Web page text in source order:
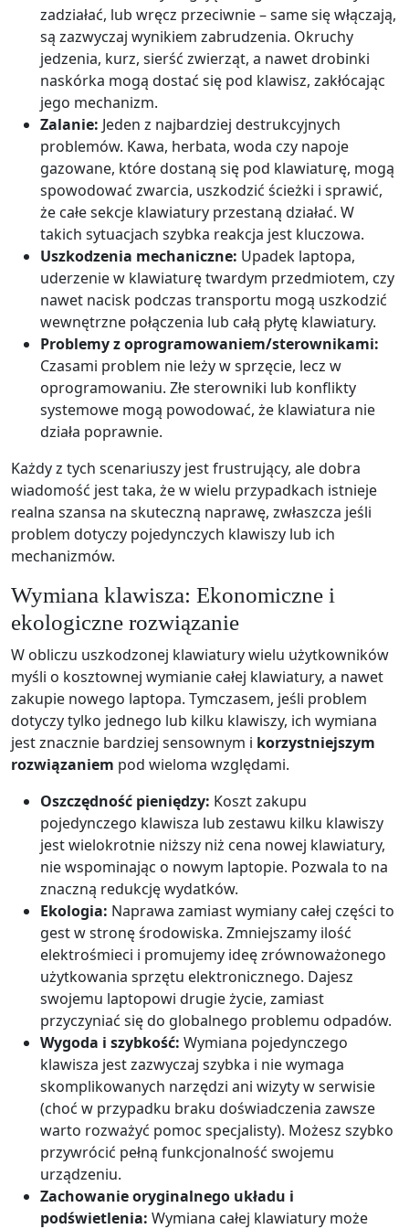
zadziałać, lub wręcz przeciwnie – same się włączają,
są zazwyczaj wynikiem zabrudzenia. Okruchy
jedzenia, kurz, sierść zwierząt, a nawet drobinki
naskórka mogą dostać się pod klawisz, zakłócając
jego mechanizm.
Zalanie: Jeden z najbardziej destrukcyjnych
problemów. Kawa, herbata, woda czy napoje
gazowane, które dostaną się pod klawiaturę, mogą
spowodować zwarcia, uszkodzić ścieżki i sprawić,
że całe sekcje klawiatury przestaną działać. W
takich sytuacjach szybka reakcja jest kluczowa.
Uszkodzenia mechaniczne: Upadek laptopa,
uderzenie w klawiaturę twardym przedmiotem, czy
nawet nacisk podczas transportu mogą uszkodzić
wewnętrzne połączenia lub całą płytę klawiatury.
Problemy z oprogramowaniem/sterownikami:
Czasami problem nie leży w sprzęcie, lecz w
oprogramowaniu. Złe sterowniki lub konflikty
systemowe mogą powodować, że klawiatura nie
działa poprawnie.
Każdy z tych scenariuszy jest frustrujący, ale dobra
wiadomość jest taka, że w wielu przypadkach istnieje
realna szansa na skuteczną naprawę, zwłaszcza jeśli
problem dotyczy pojedynczych klawiszy lub ich
mechanizmów.
Wymiana klawisza: Ekonomiczne i
ekologiczne rozwiązanie
W obliczu uszkodzonej klawiatury wielu użytkowników
myśli o kosztownej wymianie całej klawiatury, a nawet
zakupie nowego laptopa. Tymczasem, jeśli problem
dotyczy tylko jednego lub kilku klawiszy, ich wymiana
jest znacznie bardziej sensownym i korzystniejszym
rozwiązaniem pod wieloma względami.
Oszczędność pieniędzy: Koszt zakupu
pojedynczego klawisza lub zestawu kilku klawiszy
jest wielokrotnie niższy niż cena nowej klawiatury,
nie wspominając o nowym laptopie. Pozwala to na
znaczną redukcję wydatków.
Ekologia: Naprawa zamiast wymiany całej części to
gest w stronę środowiska. Zmniejszamy ilość
elektrośmieci i promujemy ideę zrównoważonego
użytkowania sprzętu elektronicznego. Dajesz
swojemu laptopowi drugie życie, zamiast
przyczyniać się do globalnego problemu odpadów.
Wygoda i szybkość: Wymiana pojedynczego
klawisza jest zazwyczaj szybka i nie wymaga
skomplikowanych narzędzi ani wizyty w serwisie
(choć w przypadku braku doświadczenia zawsze
warto rozważyć pomoc specjalisty). Możesz szybko
przywrócić pełną funkcjonalność swojemu
urządzeniu.
Zachowanie oryginalnego układu i
podświetlenia: Wymiana całej klawiatury może